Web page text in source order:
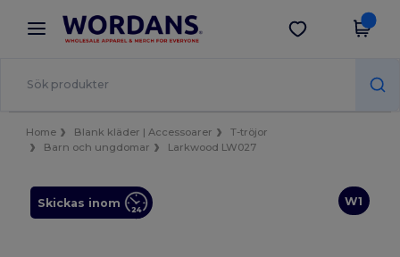
× Wordans-app
Bättre priser i appen!
Hämta app
Home Blank kläder | Accessoarer
T-tröjor
Barn och ungdomar
Larkwood LW027
W1
Skickas inom